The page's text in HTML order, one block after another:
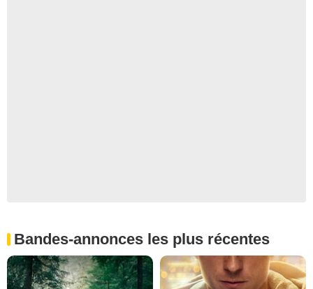
Bandes-annonces les plus récentes